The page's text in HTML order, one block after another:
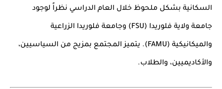
السكانية بشكل ملحوظ خلال العام الدراسي نظراً لوجود
جامعة ولاية فلوريدا (FSU) وجامعة فلوريدا الزراعية
والميكانيكية (FAMU). يتميز المجتمع بمزيج من السياسيين،
والأكاديميين، والطلاب.